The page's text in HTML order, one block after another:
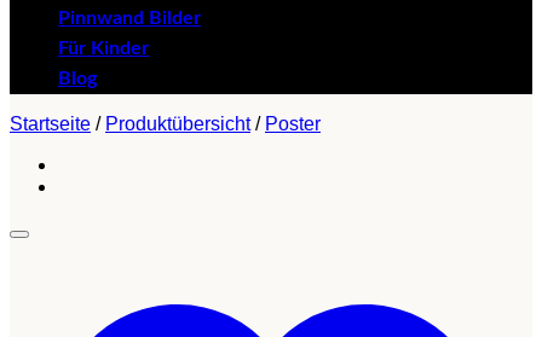
Pinnwand Bilder
Für Kinder
Blog
Startseite / Produktübersicht / Poster